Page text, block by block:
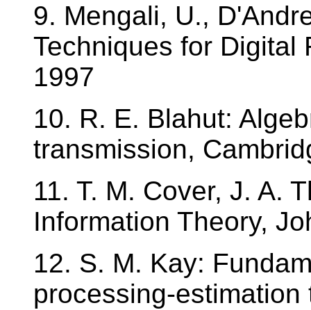
9. Mengali, U.,
Techniques for Digital
1997
10. R. E. Blahut:
transmission,
11. T. M. Cover, J. A.
Information Theory,
12. S. M. Kay:
processing-